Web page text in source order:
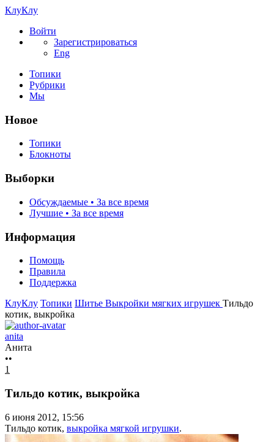
КлуКлу
Войти
Зарегистрироваться
Eng
Топики
Рубрики
Мы
Новое
Топики
Блокноты
Выборки
Обсуждаемые • За все время
Лучшие • За все время
Информация
Помощь
Правила
Поддержка
КлуКлу Топики Шитье Выкройки мягких игрушек Тильдо
котик, выкройка
anita
Анита
••
1
Тильдо котик, выкройка
6 июня 2012, 15:56
Тильдо котик, выкройка мягкой игрушки.